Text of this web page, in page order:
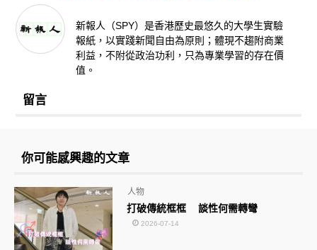
新報人（SPY）是香港歷史最悠久的大學生實驗
報紙，以實踐新聞自由為原則；體現不趨附商業
利益，不附從政治功利，只為專業學習的存在價
值。
留言
你可能感興趣的文章
打破傳統框框 談性何需轉彎
人物
2026-07-14